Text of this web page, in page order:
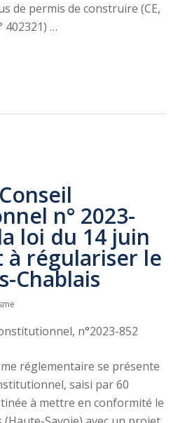
de permis de construire (CE,
402321) …
n° 2023-
loi du 14 juin
à régulariser le
Chablais
n°2023-852
réglementaire se présente
saisi par 60
à mettre en conformité le